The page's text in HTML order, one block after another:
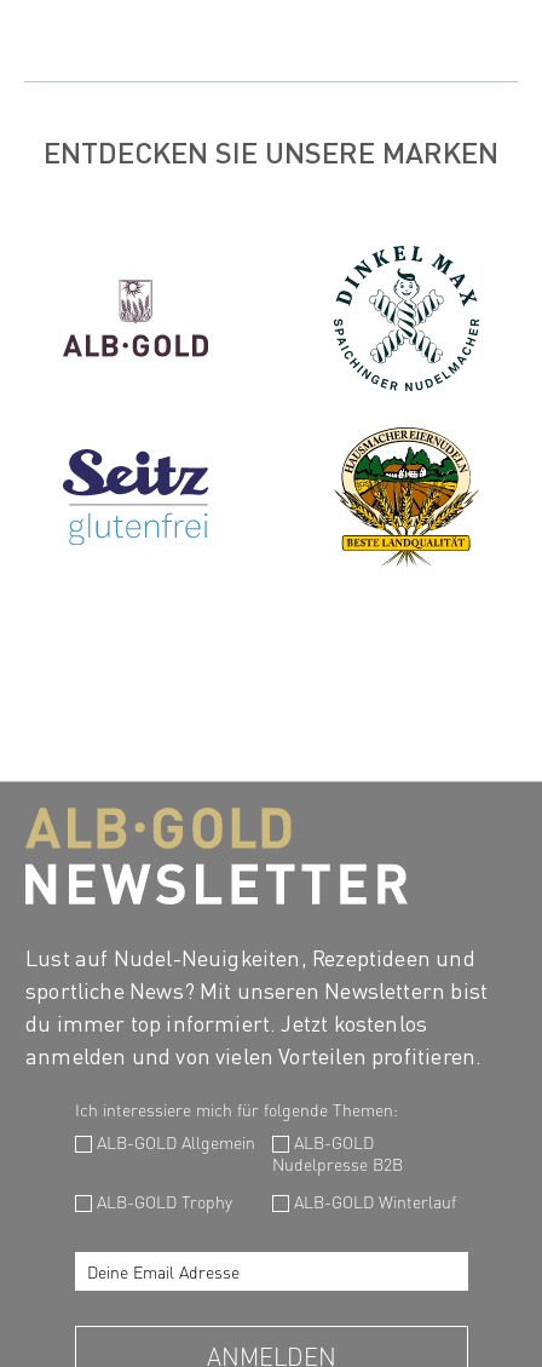
ENTDECKEN SIE UNSERE MARKEN
Lust auf Nudel-Neuigkeiten, Rezeptideen und
sportliche News? Mit unseren Newslettern bist
du immer top informiert. Jetzt kostenlos
anmelden und von vielen Vorteilen profitieren.